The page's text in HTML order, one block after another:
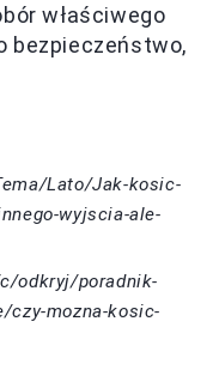
właściwego
bezpieczeństwo,
Lato/Jak-kosic-
wyjscia-ale-
odkryj/poradnik-
czy-mozna-kosic-